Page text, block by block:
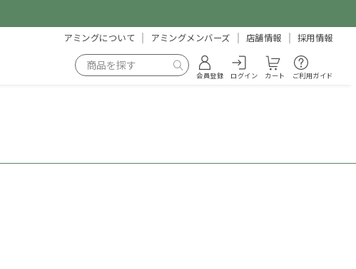
アミングについて アミングメンバーズ 店舗情報 採用情報
会員登録 ログイン カート ご利用ガイド